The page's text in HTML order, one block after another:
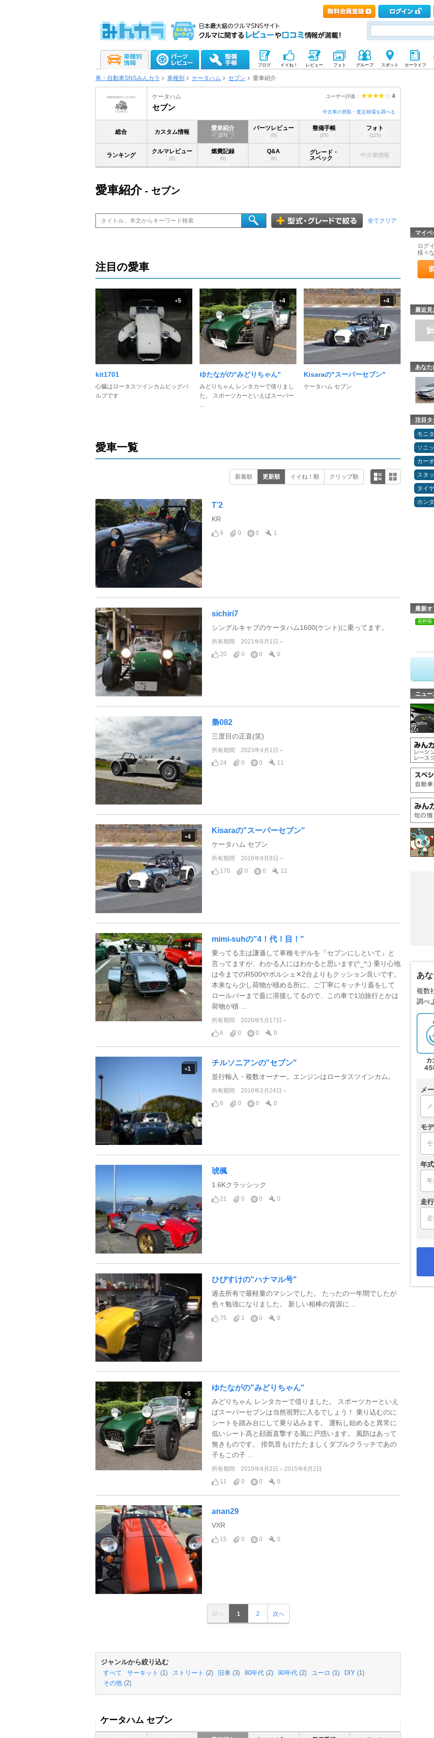
ブログ イイね！ レビュー フォト グループ スポット カーライフ
車・自動車SNSみんカラ 車種別 ケータハム セブン 愛車紹介
ユーザー評価： 4
ケータハム
セブン
中古車の買取・査定相場を調べる
総合 カスタム情報
愛車紹介
(17)
パーツレビュー
(0)
整備手帳
(25)
フォト
(115)
ランキング
クルマレビュー
(2)
燃費記録
(0)
Q&A
(0)
グレード・
スペック
中古車情報
愛車紹介- セブン
全てクリア
注目の愛車
+5
kit1701
心臓はロータスツインカムビッグバ
ルブです
+4
ゆたながの"みどりちゃん"
みどりちゃん レンタカーで借りまし
た。 スポーツカーといえばスーパー
...
+4
Kisaraの"スーパーセブン"
ケータハム セブン
愛車一覧
新着順 更新順 イイね！順 クリップ順
T’2
KR
9 0 0 1
sichiri7
シングルキャブのケータハム1600(ケント)に乗ってます。
所有期間
2021年8月1日～
20
0 0 0
梟082
三度目の正直(笑)
所有期間
2023年4月1日～
24
0 0 11
+4
Kisaraの"スーパーセブン"
ケータハム セブン
所有期間
2016年9月8日～
178
0 0 12
+4
mimi-suhの"4！代！目！"
乗ってる主は謙遜して車種モデルを『セブンにしといて』と
言ってますが、わかる人にはわかると思います(^_^;) 乗り心地
は今までのR500やポルシェ✕2台よりもクッション良いです。
本来なら少し荷物が積める所に、ご丁寧にキッチリ蓋をして
ロールバーまで蓋に溶接してるので、この車で1泊旅行とかは
荷物が積 ...
所有期間
2020年5月17日～
6
0 0 0
+1
チルソニアンの"セブン"
並行輸入・複数オーナー。エンジンはロータスツインカム。
所有期間
2016年2月24日～
6
0 0 0
琥楓
1.6Kクラッシック
21 0 0 0
ひびすけの"ハナマル号"
過去所有で最軽量のマシンでした。 たったの一年間でしたが
色々勉強になりました。 新しい相棒の資源に…
75 1 0 0
+5
ゆたながの"みどりちゃん"
みどりちゃん レンタカーで借りました。 スポーツカーといえ
ばスーパーセブンは当然視野に入るでしょう！ 乗り込むのに
シートを踏み台にして乗り込みます。 運転し始めると異常に
低いシート高と顔面直撃する風に戸惑います。 風防はあって
無きものです。 排気音もけたたましくダブルクラッチであの
子もこの子 ...
所有期間
2015年8月2日～2015年8月2日
11
0 0 0
anan29
VXR
15 0 0 0
前へ 1 2 次へ
ジャンルから絞り込む
すべて サーキット (1) ストリート (2) 旧車 (3) 80年代 (2) 90年代 (2) ユーロ (1) DIY (1)
その他 (2)
ケータハム セブン
マイ
ログ
様々
最近見
あなた
注目タ
モニ
ソニ
カー
スタ
タイ
ホン
最新オ
長野県
ニュー
あ
複数
調べ
メ
モ
年式
走